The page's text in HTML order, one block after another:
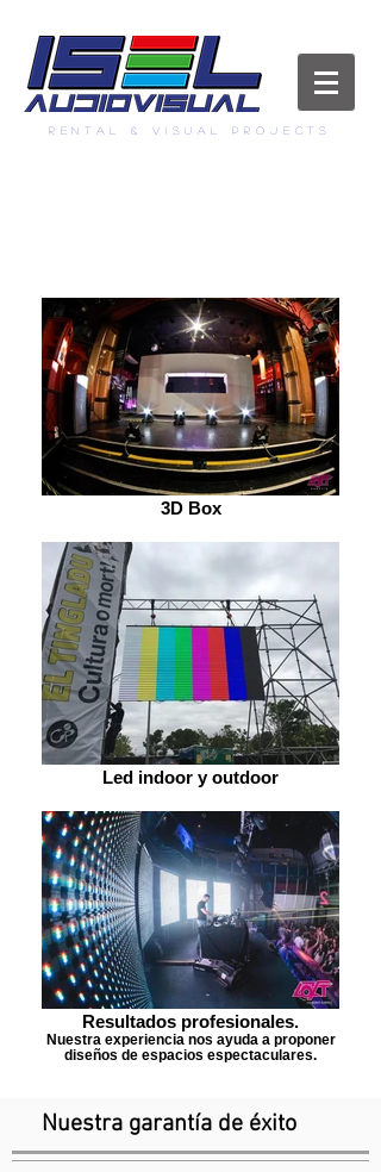
RENTAL & visual projects
3D Box
Led indoor y outdoor
Resultados profesionales.
Nuestra experiencia nos ayuda a proponer
diseños de espacios espectaculares.
Nuestra garantía de éxito